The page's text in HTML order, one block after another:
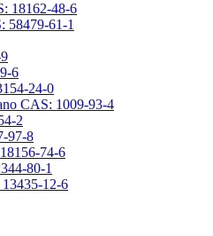
18162-48-6
58479-61-1
6
24-0
CAS: 1009-93-4
2
97-8
74-6
80-1
12-6